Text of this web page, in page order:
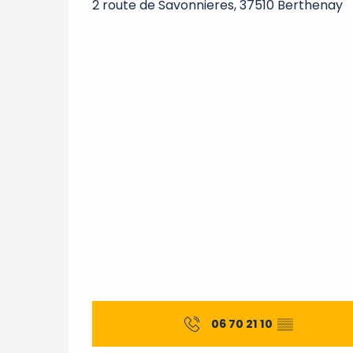
2 route de Savonnieres, 37510 Berthenay
06 70 21 10 ▒▒